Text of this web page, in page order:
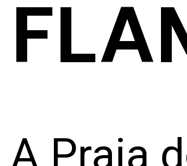
A Praia